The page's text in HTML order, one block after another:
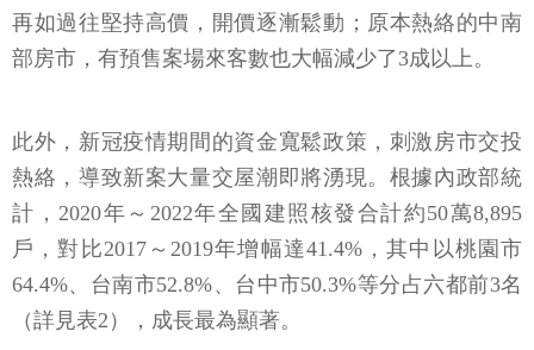
再如過往堅持高價，開價逐漸鬆動；原本熱絡的中南
部房市，有預售案場來客數也大幅減少了3成以上。
此外，新冠疫情期間的資金寬鬆政策，刺激房市交投
熱絡，導致新案大量交屋潮即將湧現。根據內政部統
計，2020年～2022年全國建照核發合計約50萬8,895
戶，對比2017～2019年增幅達41.4%，其中以桃園市
64.4%、台南市52.8%、台中市50.3%等分占六都前3名
（詳見表2），成長最為顯著。